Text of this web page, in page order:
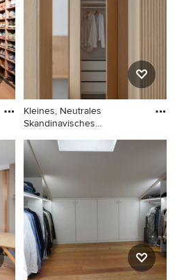
Kleines, Neutrales
Skandinavisches
Kleines, Neutrales
Skandinavisches
Ankleidezimmer mit
Einbauschrank, hellbraunen
Holzschränken,
Keramikboden und grauem
Boden in Valencia